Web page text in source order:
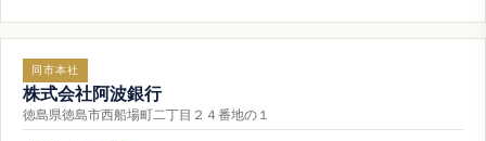
同市本社
株式会社阿波銀行
徳島県徳島市西船場町二丁目２４番地の１